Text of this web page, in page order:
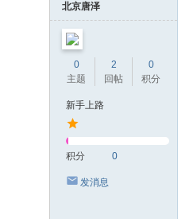
北京唐泽
0
主题
2
回帖
0
积分
新手上路
积分 0
发消息